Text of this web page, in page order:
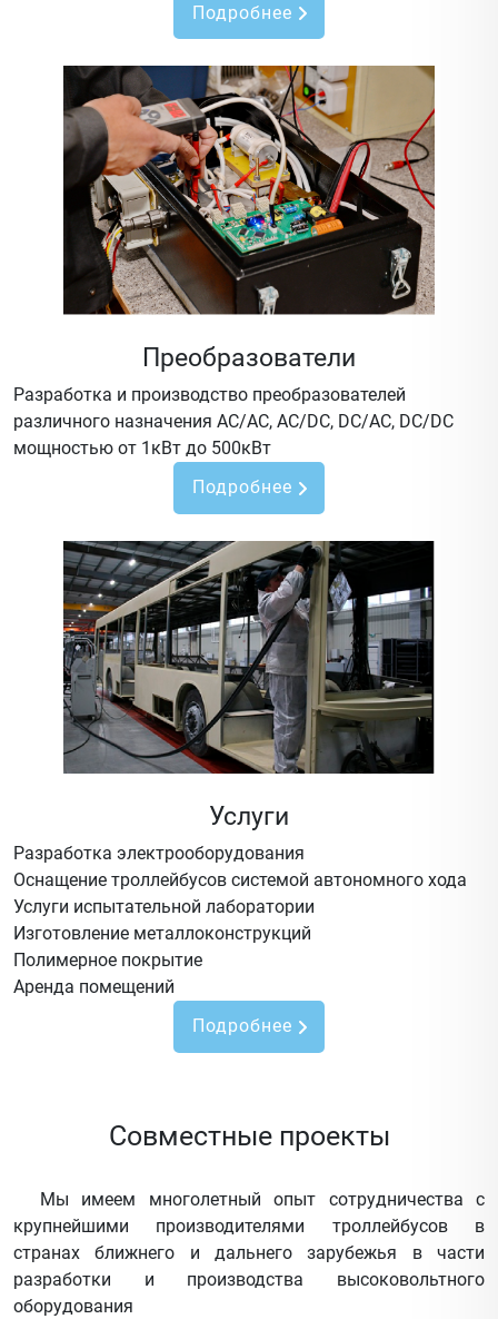
Подробнее
Преобразователи
Разработка и производство преобразователей
различного назначения AC/AC, AC/DC, DC/AC, DC/DC
мощностью от 1кВт до 500кВт
Подробнее
Услуги
Разработка электрооборудования
Оснащение троллейбусов системой автономного хода
Услуги испытательной лаборатории
Изготовление металлоконструкций
Полимерное покрытие
Аренда помещений
Подробнее
Совместные проекты
Мы имеем многолетный опыт сотрудничества с
крупнейшими производителями троллейбусов в
странах ближнего и дальнего зарубежья в части
разработки и производства высоковольтного
оборудования